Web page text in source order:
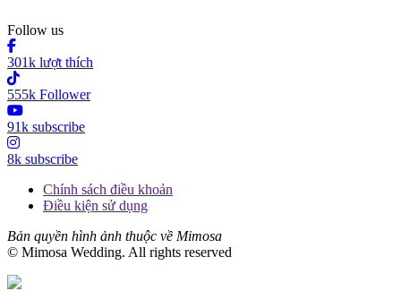
Follow us
301k lượt thích
555k Follower
91k subscribe
8k subscribe
Chính sách điều khoản
Điều kiện sử dụng
Bản quyền hình ảnh thuộc về Mimosa
© Mimosa Wedding. All rights reserved